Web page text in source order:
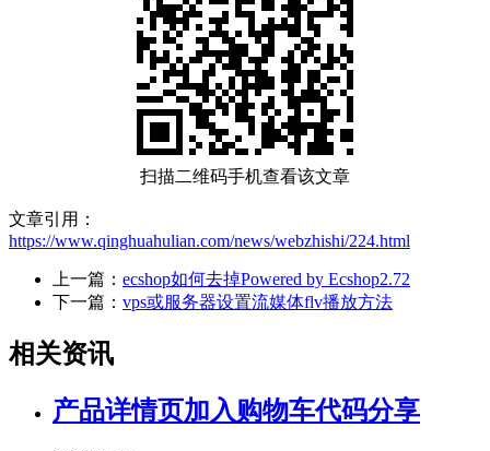
扫描二维码手机查看该文章
文章引用：
https://www.qinghuahulian.com/news/webzhishi/224.html
上一篇： ecshop如何去掉Powered by Ecshop2.72
下一篇： vps或服务器设置流媒体flv播放方法
相关资讯
产品详情页加入购物车代码分享